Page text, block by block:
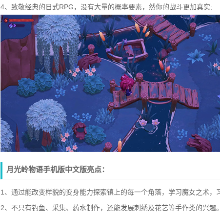
4、致敬经典的日式RPG，没有大量的概率要素，然你的战斗更加真实;
月光岭物语手机版中文版亮点：
1、通过能改变样貌的变身能力探索镇上的每一个角落，学习魔女之术，
2、不只有钓鱼、采集、药水制作，还能发展刺绣及花艺等手作类的兴趣。